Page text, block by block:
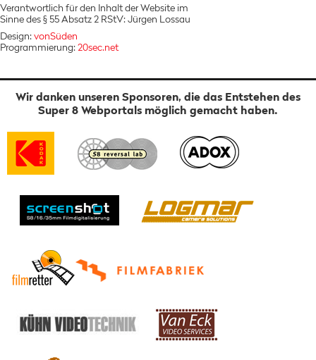
Verantwortlich für den Inhalt der Website im
Sinne des § 55 Absatz 2 RStV: Jürgen Lossau
Design:vonSüden
Programmierung:20sec.net
Wir danken unseren Sponsoren, die das Entstehen des
Super 8 Webportals möglich gemacht haben.